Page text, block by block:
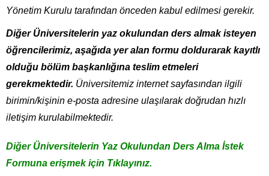
Yönetim Kurulu tarafından önceden kabul edilmesi gerekir.
Diğer Üniversitelerin yaz okulundan ders almak isteyen
öğrencilerimiz, aşağıda yer alan formu doldurarak kayıtlı
olduğu bölüm başkanlığına teslim etmeleri
gerekmektedir. Üniversitemiz internet sayfasından ilgili
birimin/kişinin e-posta adresine ulaşılarak doğrudan hızlı
iletişim kurulabilmektedir.
Diğer Üniversitelerin Yaz Okulundan Ders Alma İstek
Formuna erişmek için Tıklayınız.